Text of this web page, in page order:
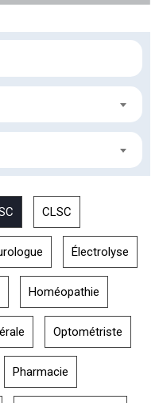
CLSC
Électrolyse
Homéopathie
Optométriste
Pharmacie